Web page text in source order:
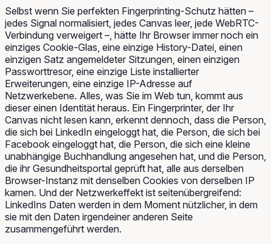
Selbst wenn Sie perfekten Fingerprinting-Schutz hätten –
jedes Signal normalisiert, jedes Canvas leer, jede WebRTC-
Verbindung verweigert –, hätte Ihr Browser immer noch ein
einziges Cookie-Glas, eine einzige History-Datei, einen
einzigen Satz angemeldeter Sitzungen, einen einzigen
Passworttresor, eine einzige Liste installierter
Erweiterungen, eine einzige IP-Adresse auf
Netzwerkebene. Alles, was Sie im Web tun, kommt aus
dieser einen Identität heraus. Ein Fingerprinter, der Ihr
Canvas nicht lesen kann, erkennt dennoch, dass die Person,
die sich bei LinkedIn eingeloggt hat, die Person, die sich bei
Facebook eingeloggt hat, die Person, die sich eine kleine
unabhängige Buchhandlung angesehen hat, und die Person,
die ihr Gesundheitsportal geprüft hat, alle aus derselben
Browser-Instanz mit denselben Cookies von derselben IP
kamen. Und der Netzwerkeffekt ist seitenübergreifend:
LinkedIns Daten werden in dem Moment nützlicher, in dem
sie mit den Daten irgendeiner anderen Seite
zusammengeführt werden.